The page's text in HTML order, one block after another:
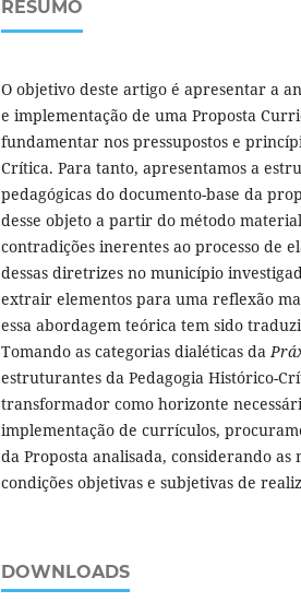
RESUMO
O objetivo deste artigo é apresentar a
e implementação de uma Proposta
fundamentar nos pressupostos e
Crítica. Para tanto, apresentamos a
pedagógicas do documento-base da
desse objeto a partir do método
contradições inerentes ao processo de
dessas diretrizes no município
extrair elementos para uma reflexão
essa abordagem teórica tem sido
Tomando as categorias dialéticas da
estruturantes da Pedagogia Histórico-
transformador como horizonte
implementação de currículos,
da Proposta analisada, considerando
condições objetivas e subjetivas de
DOWNLOADS